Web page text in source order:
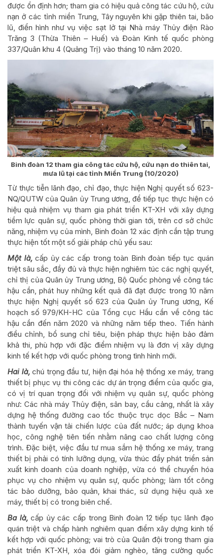
được ổn định hơn; tham gia có hiệu quả công tác cứu hộ, cứu
nạn ở các tỉnh miền Trung, Tây nguyên khi gặp thiên tai, bão
lũ, điển hình như vụ việc sạt lở tại Nhà máy Thủy điện Rào
Trăng 3 (Thừa Thiên – Huế) và Đoàn Kinh tế quốc phòng
337/Quân khu 4 (Quảng Trị) vào tháng 10 năm 2020.
Binh đoàn 12 tham gia công tác cứu hộ, cứu nạn do thiên tai,
mưa lũ tại các tỉnh Miền Trung (10/2020)
Từ thực tiễn lãnh đạo, chỉ đạo, thực hiện Nghị quyết số 623-
NQ/QUTW của Quân ủy Trung ương, để tiếp tục thực hiện có
hiệu quả nhiệm vụ tham gia phát triển KT-XH với xây dựng
tiềm lực quân sự, quốc phòng thời gian tới, trên cơ sở chức
năng, nhiệm vụ của mình, Binh đoàn 12 xác định cần tập trung
thực hiện tốt một số giải pháp chủ yếu sau:
Một là,cấp ủy các cấp trong toàn Binh đoàn tiếp tục quán
triệt sâu sắc, đầy đủ và thực hiện nghiêm túc các nghị quyết,
chỉ thị của Quân ủy Trung ương, Bộ Quốc phòng về công tác
hậu cần, phát huy những kết quả đã đạt được trong 10 năm
thực hiện Nghị quyết số 623 của Quân ủy Trung ương, Kế
hoạch số 979/KH-HC của Tổng cục Hầu cần về công tác
hậu cần đến năm 2020 và những năm tiếp theo. Tiến hành
điều chỉnh, bổ sung chỉ tiêu, biện pháp thực hiện bảo đảm
khả thi, phù hợp với đặc điểm nhiệm vụ là đơn vị xây dựng
kinh tế kết hợp với quốc phòng trong tình hình mới.
Hai là,chú trọng đầu tư, hiện đại hóa hệ thống xe máy, trang
thiết bị phục vụ thi công các dự án trọng điểm của quốc gia,
có vị trí quan trọng đối với nhiệm vụ quân sự, quốc phòng
như: Các nhà máy Thủy điện, sân bay, cầu cảng, nhất là xây
dựng hệ thống đường cao tốc thuộc trục dọc Bắc – Nam
thành tuyến vận tải chiến lược của đất nước; áp dụng khoa
học, công nghệ tiên tiến nhằm nâng cao chất lượng công
trình. Đặc biệt, việc đầu tư mua sắm hệ thống xe máy, trang
thiết bị phải có tính lưỡng dụng, vừa thúc đẩy phát triển sản
xuất kinh doanh của doanh nghiệp, vừa có thể chuyển hóa
phục vụ cho nhiệm vụ quân sự, quốc phòng; làm tốt công
tác bảo dưỡng, bảo quản, khai thác, sử dụng hiệu quả xe
máy, thiết bị có trong biên chế.
Ba là,cấp ủy các cấp trong Binh đoàn 12 tiếp tục lãnh đạo
quán triệt và chấp hành nghiêm quan điểm xây dựng kinh tế
kết hợp với quốc phòng; vai trò của Quân đội trong tham gia
phát triển KT-XH, xóa đói giảm nghèo, tăng cường quốc